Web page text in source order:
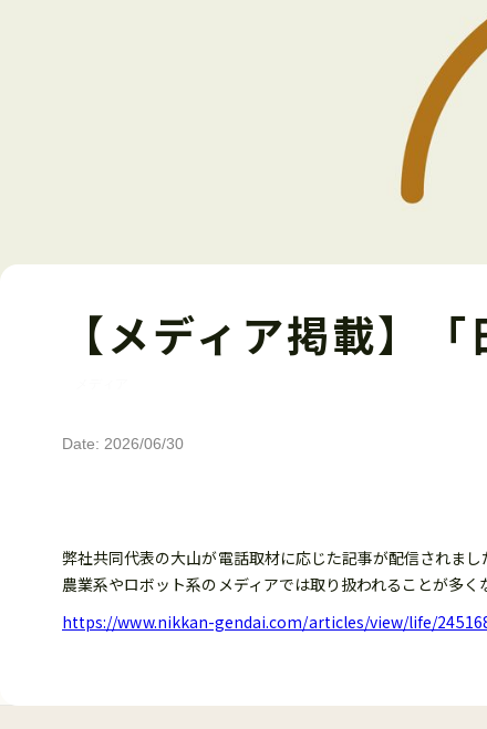
【メディア掲載】
Date: 2026/06/30
弊社共同代表の大山が電話取材に応じた記事が配信されまし
農業系やロボット系のメディアでは取り扱われることが多
https://www.nikkan-gendai.com/articles/view/life/